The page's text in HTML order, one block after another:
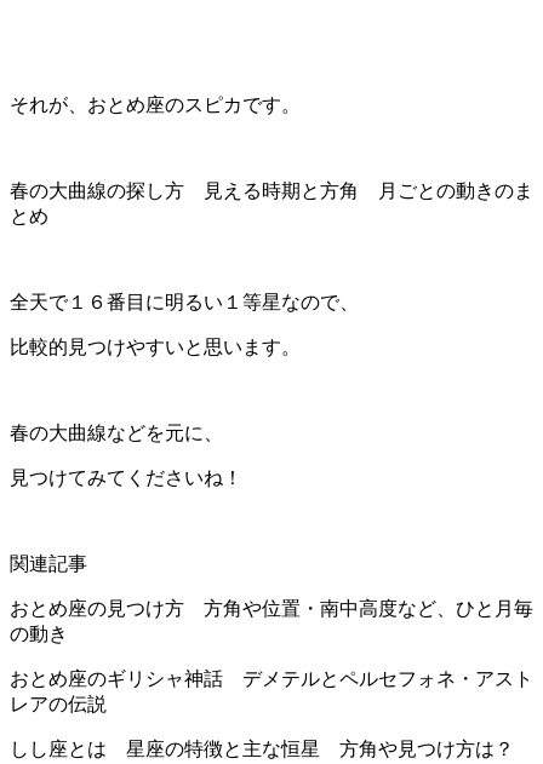
それが、おとめ座のスピカです。
春の大曲線の探し方 見える時期と方角 月ごとの動きのま
とめ
全天で１６番目に明るい１等星なので、
比較的見つけやすいと思います。
春の大曲線などを元に、
見つけてみてくださいね！
関連記事
おとめ座の見つけ方 方角や位置・南中高度など、ひと月毎
の動き
おとめ座のギリシャ神話 デメテルとペルセフォネ・アスト
レアの伝説
しし座とは 星座の特徴と主な恒星 方角や見つけ方は？